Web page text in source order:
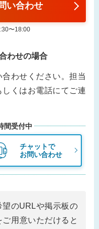
い合わせ
〜18:00
わせの場合
わせください。担当
くはお電話にてご連
間受付中
チャットで
お問い合わせ
のURLや掲示板の
用意いただけると